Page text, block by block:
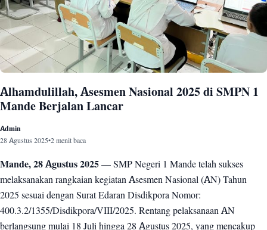
Alhamdulillah, Asesmen Nasional 2025 di SMPN 1
Mande Berjalan Lancar
Admin
28 Agustus 2025•2 menit baca
Mande, 28 Agustus 2025 — SMP Negeri 1 Mande telah sukses
melaksanakan rangkaian kegiatan Asesmen Nasional (AN) Tahun
2025 sesuai dengan Surat Edaran Disdikpora Nomor:
400.3.2/1355/Disdikpora/VIII/2025. Rentang pelaksanaan AN
berlangsung mulai 18 Juli hingga 28 Agustus 2025, yang mencakup